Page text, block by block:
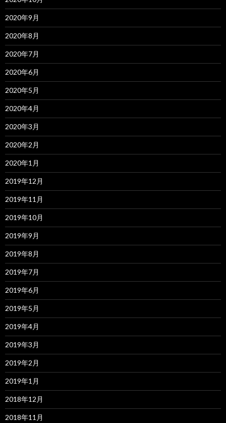
2020年9月
2020年8月
2020年7月
2020年6月
2020年5月
2020年4月
2020年3月
2020年2月
2020年1月
2019年12月
2019年11月
2019年10月
2019年9月
2019年8月
2019年7月
2019年6月
2019年5月
2019年4月
2019年3月
2019年2月
2019年1月
2018年12月
2018年11月